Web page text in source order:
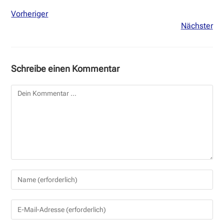
Vorheriger
Nächster
Schreibe einen Kommentar
Kommentar
Gib
deinen
Namen
oder
Gib
deine